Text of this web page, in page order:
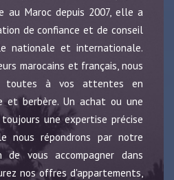
au Maroc depuis 2007, elle a
de confiance et de conseil
nationale et internationale.
marocains et français, nous
toutes à vos attentes en
et berbère. Un achat ou une
une expertise précise
nous répondrons par notre
de vous accompagner dans
nos offres d'appartements,